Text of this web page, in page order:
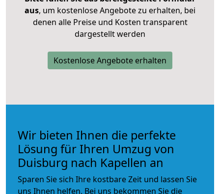
aus, um kostenlose Angebote zu erhalten, bei
denen alle Preise und Kosten transparent
dargestellt werden
Kostenlose Angebote erhalten
Wir bieten Ihnen die perfekte
Lösung für Ihren Umzug von
Duisburg nach Kapellen an
Sparen Sie sich Ihre kostbare Zeit und lassen Sie
uns Ihnen helfen. Bei uns bekommen Sie die